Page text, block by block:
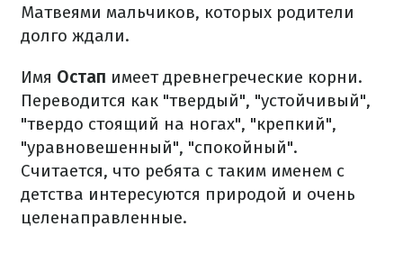
Матвеями мальчиков, которых родители
долго ждали.
Имя Остап имеет древнегреческие корни.
Переводится как "твердый", "устойчивый",
"твердо стоящий на ногах", "крепкий",
"уравновешенный", "спокойный".
Считается, что ребята с таким именем с
детства интересуются природой и очень
целенаправленные.